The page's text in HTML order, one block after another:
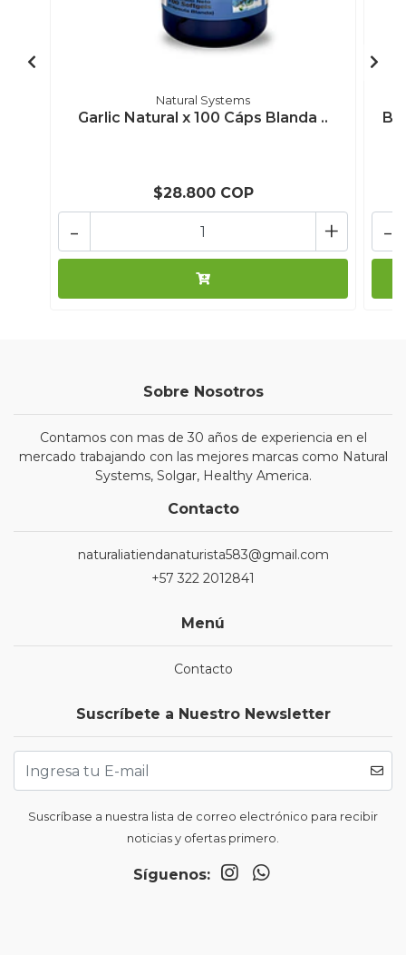
Natural Systems
Garlic Natural x 100 Cáps Blanda ..
$28.800 COP
+
-
B-
-
Sobre Nosotros
Contamos con mas de 30 años de experiencia en el
mercado trabajando con las mejores marcas como Natural
Systems, Solgar, Healthy America.
Contacto
naturaliatiendanaturista583@gmail.com
+57 322 2012841
Menú
Contacto
Suscríbete a Nuestro Newsletter
Suscríbase a nuestra lista de correo electrónico para recibir
noticias y ofertas primero.
Síguenos: